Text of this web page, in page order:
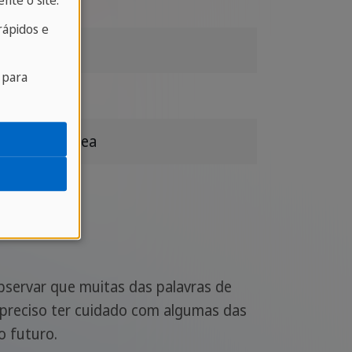
espontânea
que muitas das palavras de
ter cuidado com algumas das
futuro.
e